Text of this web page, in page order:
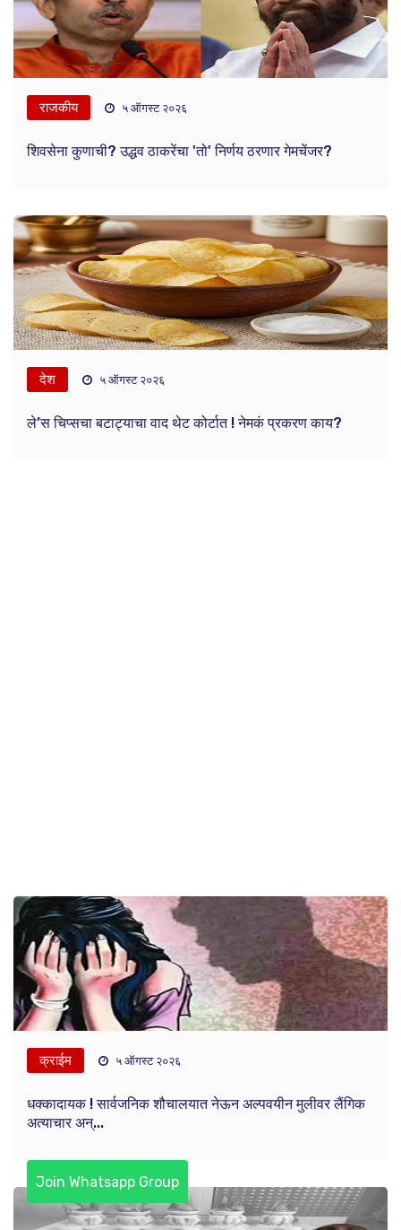
राजकीय ५ ऑगस्ट २०२६
शिवसेना कुणाची? उद्धव ठाकरेंचा 'तो' निर्णय ठरणार गेमचेंजर?
देश ५ ऑगस्ट २०२६
ले’स चिप्सचा बटाट्याचा वाद थेट कोर्टात ! नेमकं प्रकरण काय?
क्राईम ५ ऑगस्ट २०२६
धक्कादायक ! सार्वजनिक शौचालयात नेऊन अल्पवयीन मुलीवर लैंगिक
अत्याचार अन्...
Join Whatsapp Group